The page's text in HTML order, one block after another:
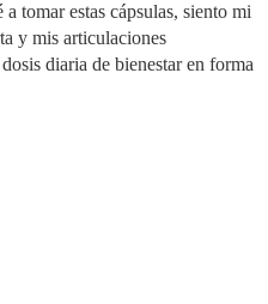
a tomar estas cápsulas, siento mi
y mis articulaciones
diaria de bienestar en forma